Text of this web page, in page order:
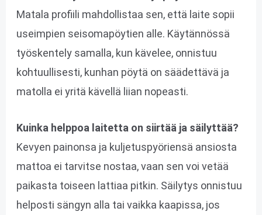
Matala profiili mahdollistaa sen, että laite sopii
useimpien seisomapöytien alle. Käytännössä
työskentely samalla, kun kävelee, onnistuu
kohtuullisesti, kunhan pöytä on säädettävä ja
matolla ei yritä kävellä liian nopeasti.
Kuinka helppoa laitetta on siirtää ja säilyttää?
Kevyen painonsa ja kuljetuspyöriensä ansiosta
mattoa ei tarvitse nostaa, vaan sen voi vetää
paikasta toiseen lattiaa pitkin. Säilytys onnistuu
helposti sängyn alla tai vaikka kaapissa, jos